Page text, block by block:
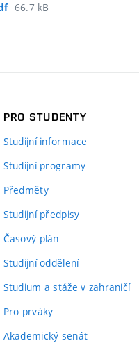
66.7 kB
PRO STUDENTY
Studijní informace
Studijní programy
Předměty
Studijní předpisy
Časový plán
Studijní oddělení
Studium a stáže v zahraničí
Pro prváky
Akademický senát